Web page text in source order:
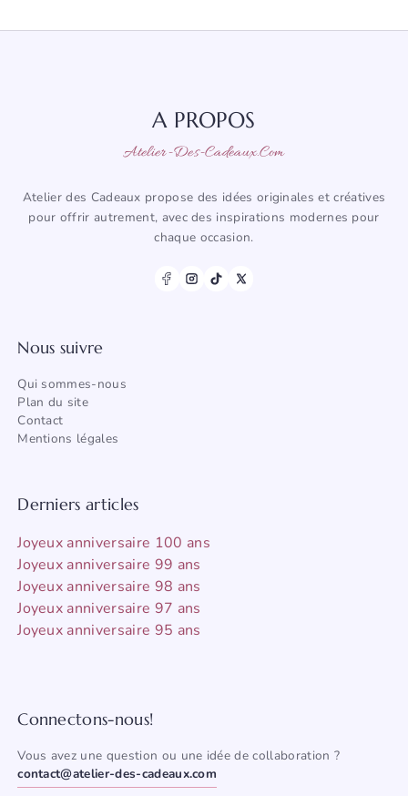
A PROPOS
Atelier-Des-Cadeaux.com
Atelier des Cadeaux propose des idées originales et créatives
pour offrir autrement, avec des inspirations modernes pour
chaque occasion.
Nous suivre
Qui sommes-nous
Plan du site
Contact
Mentions légales
Derniers articles
Joyeux anniversaire 100 ans
Joyeux anniversaire 99 ans
Joyeux anniversaire 98 ans
Joyeux anniversaire 97 ans
Joyeux anniversaire 95 ans
Connectons-nous!
Vous avez une question ou une idée de collaboration ?
contact@atelier-des-cadeaux.com